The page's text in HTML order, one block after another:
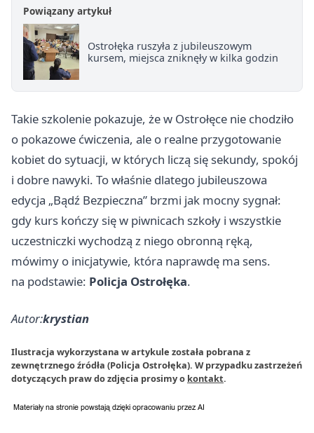
Powiązany artykuł
Ostrołęka ruszyła z jubileuszowym
kursem, miejsca zniknęły w kilka godzin
Takie szkolenie pokazuje, że w Ostrołęce nie chodziło
o pokazowe ćwiczenia, ale o realne przygotowanie
kobiet do sytuacji, w których liczą się sekundy, spokój
i dobre nawyki. To właśnie dlatego jubileuszowa
edycja „Bądź Bezpieczna” brzmi jak mocny sygnał:
gdy kurs kończy się w piwnicach szkoły i wszystkie
uczestniczki wychodzą z niego obronną ręką,
mówimy o inicjatywie, która naprawdę ma sens.
na podstawie: Policja Ostrołęka.
Autor:krystian
Ilustracja wykorzystana w artykule została pobrana z
zewnętrznego źródła (Policja Ostrołęka). W przypadku zastrzeżeń
dotyczących praw do zdjęcia prosimy o kontakt.